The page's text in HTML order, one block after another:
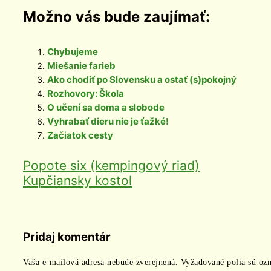
Možno vás bude zaujímať:
Chybujeme
Miešanie farieb
Ako chodiť po Slovensku a ostať (s)pokojný
Rozhovory: Škola
O učení sa doma a slobode
Vyhrabať dieru nie je ťažké!
Začiatok cesty
Popote six (kempingový riad)
Kupčiansky kostol
Pridaj komentár
Vaša e-mailová adresa nebude zverejnená. Vyžadované polia sú